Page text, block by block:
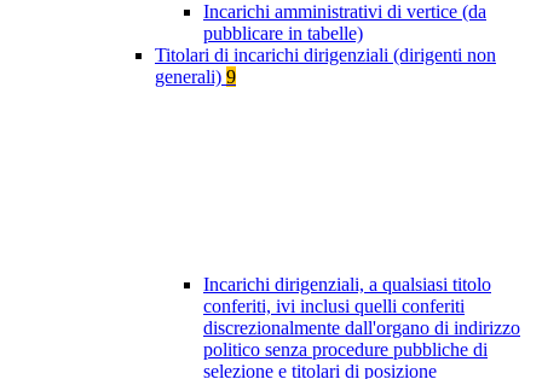
Incarichi amministrativi di vertice (da
pubblicare in tabelle)
Titolari di incarichi dirigenziali (dirigenti non
generali) 9
Incarichi dirigenziali, a qualsiasi titolo
conferiti, ivi inclusi quelli conferiti
discrezionalmente dall'organo di indirizzo
politico senza procedure pubbliche di
selezione e titolari di posizione